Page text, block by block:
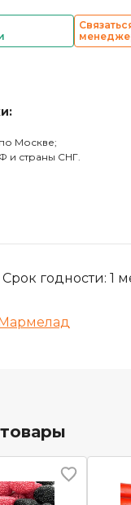
Москве;
и страны СНГ.
годности: 1